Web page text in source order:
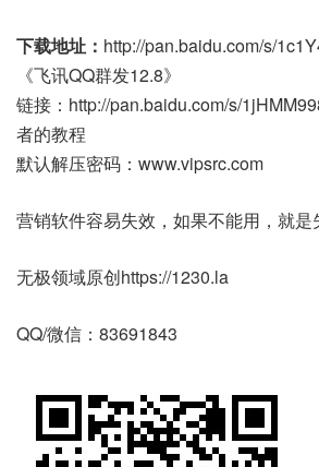
下载地址： http://pan.baidu.com/s/
《飞讯QQ群发12.8》
链接：http://pan.baidu.com/s/
者的教程
默认解压密码：www.vipsrc.com
营销软件容易失效，如果不能用，就是
无极领域原创https://1230.la
QQ/微信：83691843